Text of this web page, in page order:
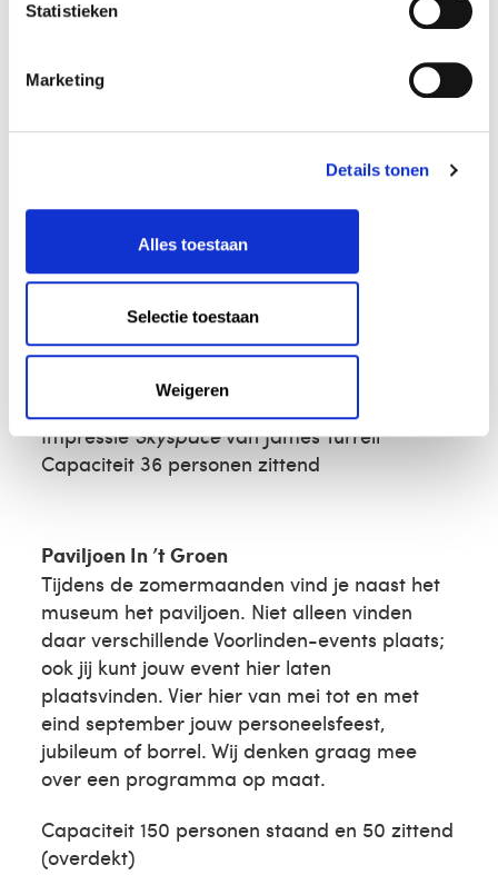
Statistieken
Marketing
Details tonen
Alles toestaan
Selectie toestaan
Weigeren
Capaciteit 200 personen zittend
Impressie educatie atelier
Capaciteit 45 personen zittend
ImpressieSkyspacevan James Turrell
Capaciteit 36 personen zittend
Paviljoen In ’t Groen
Tijdens de zomermaanden vind je naast het
museum het paviljoen. Niet alleen vinden
daar verschillende Voorlinden-events plaats;
ook jij kunt jouw event hier laten
plaatsvinden. Vier hier van mei tot en met
eind september jouw personeelsfeest,
jubileum of borrel. Wij denken graag mee
over een programma op maat.
Capaciteit 150 personen staand en 50 zittend
(overdekt)